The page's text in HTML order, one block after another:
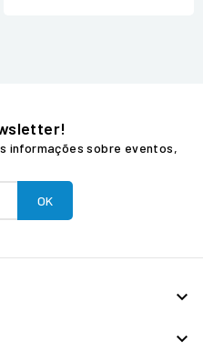
informações sobre eventos,

